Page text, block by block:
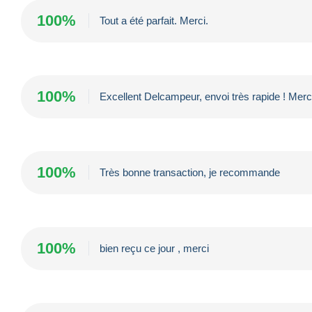
100% Tout a été parfait. Merci.
100% Excellent Delcampeur, envoi très rapide !
100% Très bonne transaction, je recommande
100% bien reçu ce jour , merci